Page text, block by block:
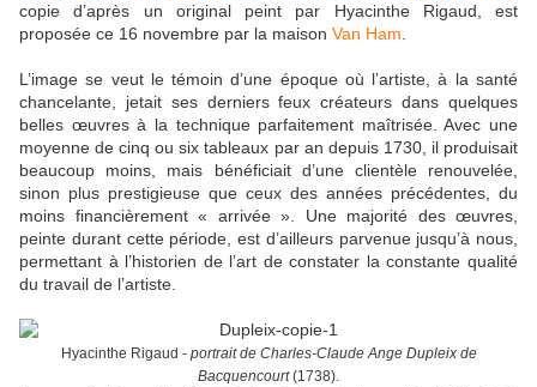
copie d’après un original peint par Hyacinthe Rigaud, est
proposée ce 16 novembre par la maison Van Ham
L’image se veut le témoin d’une époque où l’artiste, à la santé
chancelante, jetait ses derniers feux créateurs dans quelques
belles œuvres à la technique parfaitement maîtrisée. Avec une
moyenne de cinq ou six tableaux par an depuis 1730, il produisait
beaucoup moins, mais bénéficiait d’une clientèle renouvelée,
sinon plus prestigieuse que ceux des années précédentes, du
moins financièrement « arrivée ». Une majorité des œuvres,
peinte durant cette période, est d’ailleurs parvenue jusqu’à nous,
permettant à l’historien de l’art de constater la constante qualité
du travail de l’artiste.
Hyacinthe Rigaud - portrait de Charles-Claude Ange Dupleix de
Bacquencourt(1738).